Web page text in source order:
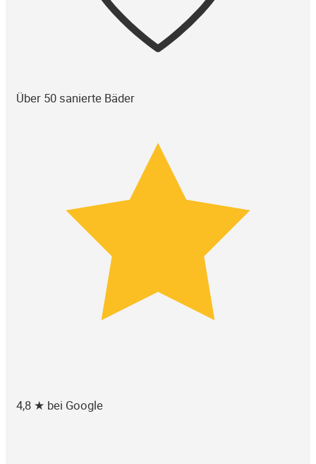
Über 50 sanierte Bäder
4,8 ★ bei Google